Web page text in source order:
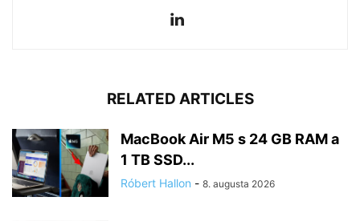
RELATED ARTICLES
MacBook Air M5 s 24 GB RAM a
1 TB SSD...
Róbert Hallon - 8. augusta 2026